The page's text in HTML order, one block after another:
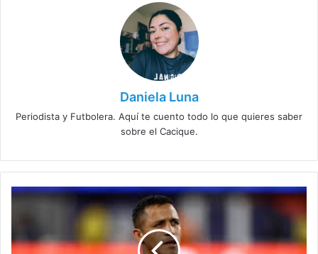
Daniela Luna
Periodista y Futbolera. Aquí te cuento todo lo que quieres saber
sobre el Cacique.
Colo
comunicado